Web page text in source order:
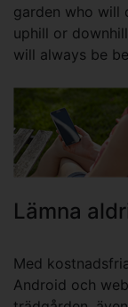
garden who will
uphill or
will always be
Lämna
Med
Android och